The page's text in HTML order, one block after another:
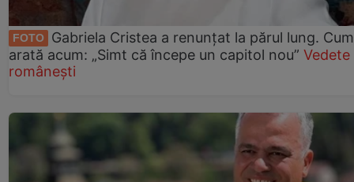
FOTO
Gabriela Cristea a renunțat la părul lung. Cum
arată acum: „Simt că începe un capitol nou” Vedete
românești